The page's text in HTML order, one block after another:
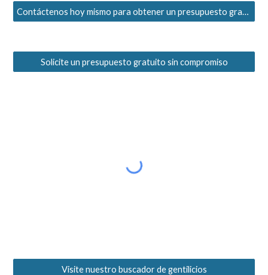
Contáctenos hoy mismo para obtener un presupuesto gratuito y sin compromiso.
Solicite un presupuesto gratuito sin compromiso
Visite nuestro buscador de gentilicios